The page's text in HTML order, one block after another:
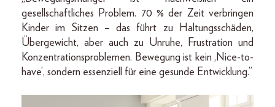
gesellschaftliches Problem. 70 % der Zeit verbringen
Kinder im Sitzen – das führt zu Haltungsschäden,
Übergewicht, aber auch zu Unruhe, Frustration und
Konzentrationsproblemen. Bewegung ist kein ‚Nice-to-
have’, sondern essenziell für eine gesunde Entwicklung.”